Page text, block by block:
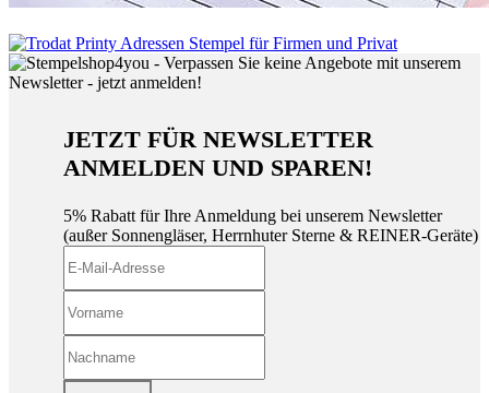
JETZT FÜR NEWSLETTER
ANMELDEN UND SPAREN!
5% Rabatt für Ihre Anmeldung bei unserem Newsletter
(außer Sonnengläser, Herrnhuter Sterne & REINER-Geräte)